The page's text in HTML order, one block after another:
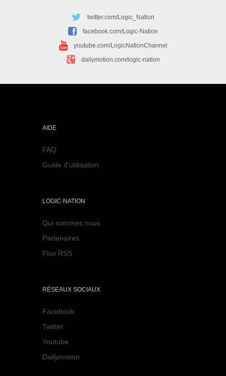
twitter.com/Logic_Nation
facebook.com/Logic-Nation
youtube.com/LogicNationChannel
dailymotion.com/logic-nation
AIDE
FAQ
Guide d'utilisation
LOGIC-NATION
Qui sommes nous
Partenaires
Flux RSS
RÉSEAUX SOCIAUX
Facebook
Twitter
Youtube
Dailymotion